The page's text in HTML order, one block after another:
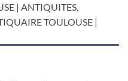
| ANTIQUITES,
TOULOUSE |